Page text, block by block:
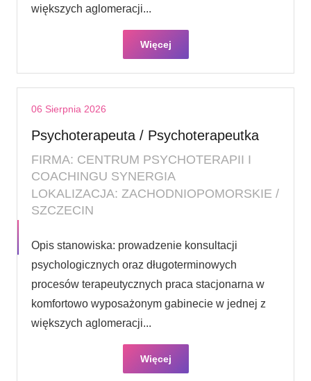
większych aglomeracji...
Więcej
06 Sierpnia 2026
Psychoterapeuta / Psychoterapeutka
FIRMA: CENTRUM PSYCHOTERAPII I
COACHINGU SYNERGIA
LOKALIZACJA: ZACHODNIOPOMORSKIE /
SZCZECIN
Opis stanowiska: prowadzenie konsultacji
psychologicznych oraz długoterminowych
procesów terapeutycznych praca stacjonarna w
komfortowo wyposażonym gabinecie w jednej z
większych aglomeracji...
Więcej